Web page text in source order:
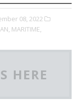
08, 2022
MARITIME,
HERE